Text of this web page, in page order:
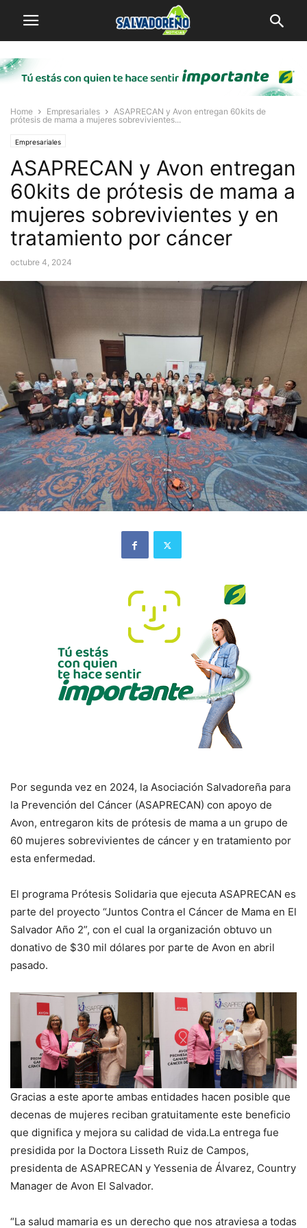
Home Empresariales
ASAPRECAN y Avon entregan 60kits de
prótesis de mama a mujeres sobrevivientes...
Empresariales
ASAPRECAN y Avon entregan
60kits de prótesis de mama a
mujeres sobrevivientes y en
tratamiento por cáncer
octubre 4, 2024
Por segunda vez en 2024, la Asociación Salvadoreña para
la Prevención del Cáncer (ASAPRECAN) con apoyo de
Avon, entregaron kits de prótesis de mama a un grupo de
60 mujeres sobrevivientes de cáncer y en tratamiento por
esta enfermedad.
El programa Prótesis Solidaria que ejecuta ASAPRECAN es
parte del proyecto “Juntos Contra el Cáncer de Mama en El
Salvador Año 2”, con el cual la organización obtuvo un
donativo de $30 mil dólares por parte de Avon en abril
pasado.
Gracias a este aporte ambas entidades hacen posible que
decenas de mujeres reciban gratuitamente este beneficio
que dignifica y mejora su calidad de vida.La entrega fue
presidida por la Doctora Lisseth Ruiz de Campos,
presidenta de ASAPRECAN y Yessenia de Álvarez, Country
Manager de Avon El Salvador.
“La salud mamaria es un derecho que nos atraviesa a todas